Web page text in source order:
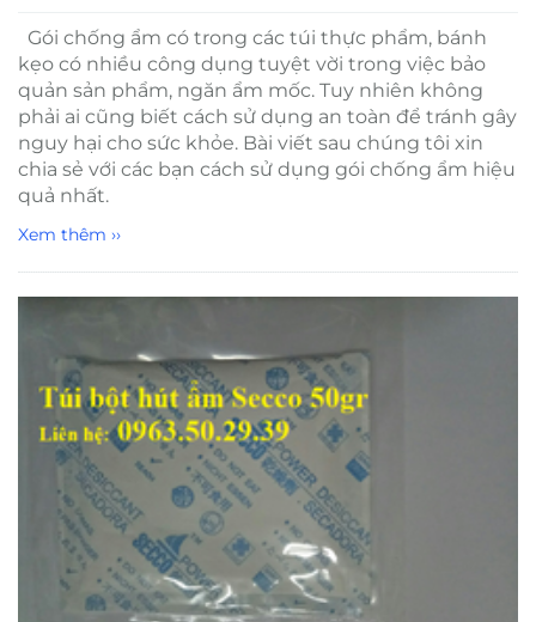
Gói chống ẩm có trong các túi thực phẩm, bánh
kẹo có nhiều công dụng tuyệt vời trong việc bảo
quản sản phẩm, ngăn ẩm mốc. Tuy nhiên không
phải ai cũng biết cách sử dụng an toàn để tránh gây
nguy hại cho sức khỏe. Bài viết sau chúng tôi xin
chia sẻ với các bạn cách sử dụng gói chống ẩm hiệu
quả nhất.
Xem thêm ››